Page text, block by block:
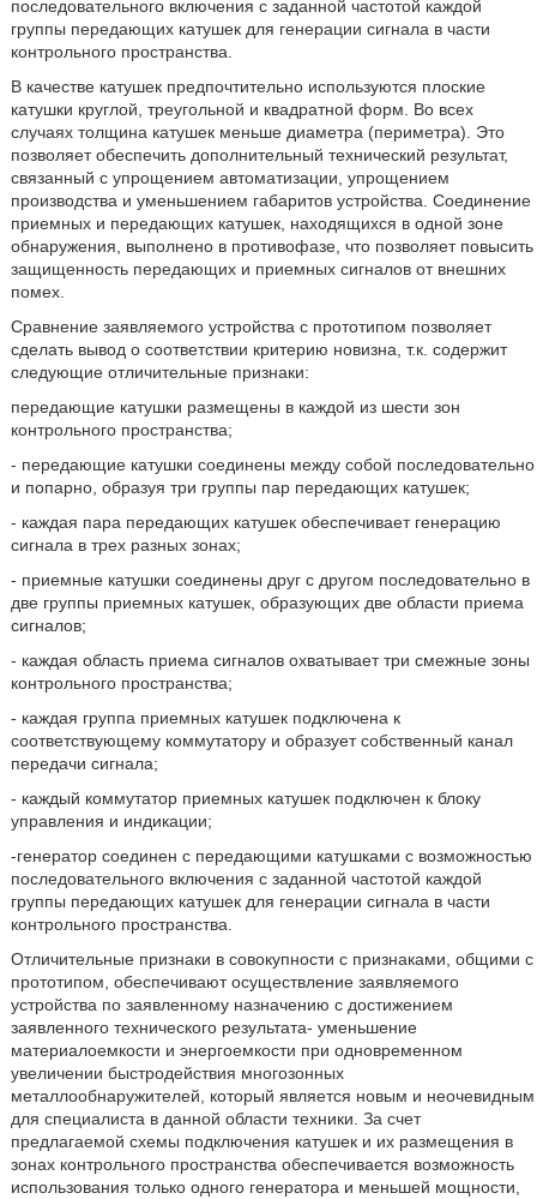
последовательного включения с заданной частотой каждой
группы передающих катушек для генерации сигнала в части
контрольного пространства.
В качестве катушек предпочтительно используются плоские
катушки круглой, треугольной и квадратной форм. Во всех
случаях толщина катушек меньше диаметра (периметра). Это
позволяет обеспечить дополнительный технический результат,
связанный с упрощением автоматизации, упрощением
производства и уменьшением габаритов устройства. Соединение
приемных и передающих катушек, находящихся в одной зоне
обнаружения, выполнено в противофазе, что позволяет повысить
защищенность передающих и приемных сигналов от внешних
помех.
Сравнение заявляемого устройства с прототипом позволяет
сделать вывод о соответствии критерию новизна, т.к. содержит
следующие отличительные признаки:
передающие катушки размещены в каждой из шести зон
контрольного пространства;
- передающие катушки соединены между собой последовательно
и попарно, образуя три группы пар передающих катушек;
- каждая пара передающих катушек обеспечивает генерацию
сигнала в трех разных зонах;
- приемные катушки соединены друг с другом последовательно в
две группы приемных катушек, образующих две области приема
сигналов;
- каждая область приема сигналов охватывает три смежные зоны
контрольного пространства;
- каждая группа приемных катушек подключена к
соответствующему коммутатору и образует собственный канал
передачи сигнала;
- каждый коммутатор приемных катушек подключен к блоку
управления и индикации;
-генератор соединен с передающими катушками с возможностью
последовательного включения с заданной частотой каждой
группы передающих катушек для генерации сигнала в части
контрольного пространства.
Отличительные признаки в совокупности с признаками, общими с
прототипом, обеспечивают осуществление заявляемого
устройства по заявленному назначению с достижением
заявленного технического результата- уменьшение
материалоемкости и энергоемкости при одновременном
увеличении быстродействия многозонных
металлообнаружителей, который является новым и неочевидным
для специалиста в данной области техники. За счет
предлагаемой схемы подключения катушек и их размещения в
зонах контрольного пространства обеспечивается возможность
использования только одного генератора и меньшей мощности,